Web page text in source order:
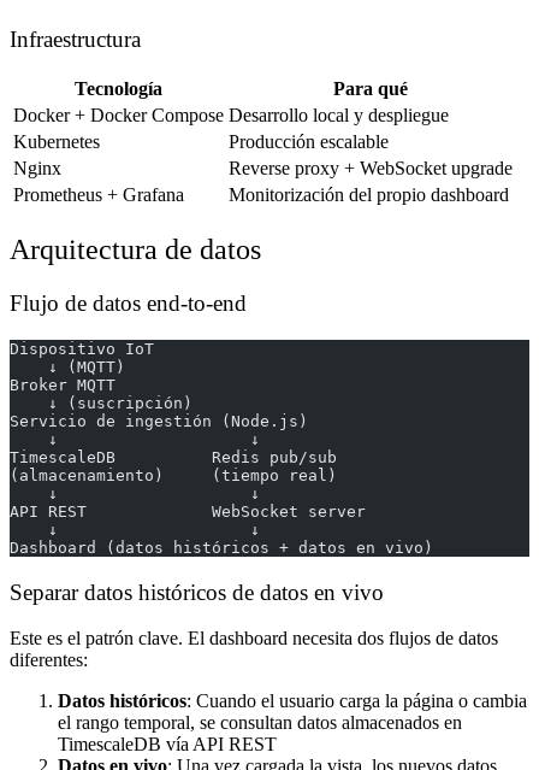
Infraestructura
Tecnología
Para qué
Docker + Docker Compose Desarrollo local y despliegue
Kubernetes
Producción escalable
Nginx
Reverse proxy + WebSocket upgrade
Prometheus + Grafana
Monitorización del propio dashboard
Arquitectura de datos
Flujo de datos end-to-end
Dispositivo IoT
    ↓ (MQTT)
Broker MQTT
    ↓ (suscripción)
Servicio de ingestión (Node.js)
    ↓                    ↓
TimescaleDB          Redis pub/sub
(almacenamiento)     (tiempo real)
    ↓                    ↓
API REST             WebSocket server
    ↓                    ↓
Dashboard (datos históricos + datos en vivo)
Separar datos históricos de datos en vivo
Este es el patrón clave. El dashboard necesita dos flujos de datos
diferentes:
Datos históricos: Cuando el usuario carga la página o cambia
el rango temporal, se consultan datos almacenados en
TimescaleDB vía API REST